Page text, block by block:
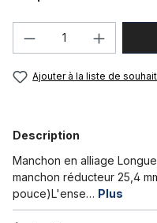
Quantité de
Ajouter à la liste de
Description
Manchon en alliage
manchon réducteur 25,4
pouce)L'ense… Plus